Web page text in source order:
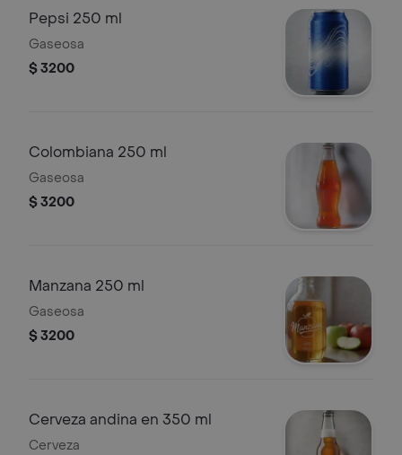
Pepsi 250 ml
Gaseosa
$ 3200
Colombiana 250 ml
Gaseosa
$ 3200
Manzana 250 ml
Gaseosa
$ 3200
Cerveza andina en 350 ml
Cerveza